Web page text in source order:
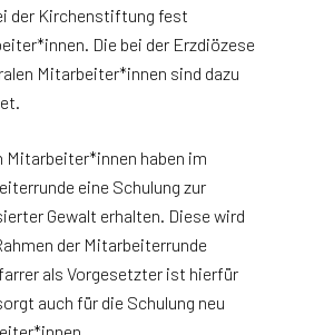
der Kirchenstiftung fest
Die bei der Erzdiözese
Mitarbeiter*innen sind dazu
Mitarbeiter*innen haben im
eine Schulung zur
Gewalt erhalten. Diese wird
der Mitarbeiterrunde
als Vorgesetzter ist hierfür
auch für die Schulung neu